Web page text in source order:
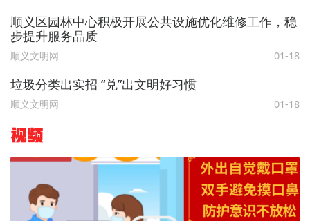
顺义区园林中心积极开展公共设施优化维修工作，稳
步提升服务品质
顺义文明网 01-18
垃圾分类出实招 “兑”出文明好习惯
顺义文明网 01-18
视频